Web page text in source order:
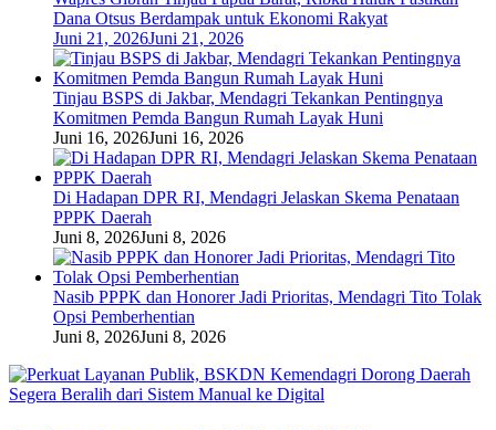
Dana Otsus Berdampak untuk Ekonomi Rakyat
Juni 21, 2026Juni 21, 2026
Tinjau BSPS di Jakbar, Mendagri Tekankan Pentingnya
Komitmen Pemda Bangun Rumah Layak Huni
Juni 16, 2026Juni 16, 2026
Di Hadapan DPR RI, Mendagri Jelaskan Skema Penataan
PPPK Daerah
Juni 8, 2026Juni 8, 2026
Nasib PPPK dan Honorer Jadi Prioritas, Mendagri Tito Tolak
Opsi Pemberhentian
Juni 8, 2026Juni 8, 2026